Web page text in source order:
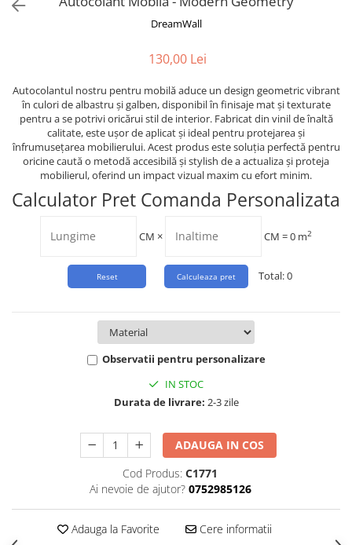
DreamWall
130,00 Lei
Autocolantul nostru pentru mobilă aduce un design geometric vibrant
în culori de albastru și galben, disponibil în finisaje mat și texturate
pentru a se potrivi oricărui stil de interior. Fabricat din vinil de înaltă
calitate, este ușor de aplicat și ideal pentru protejarea și
înfrumusețarea mobilierului. Acest produs este soluția perfectă pentru
oricine caută o metodă accesibilă și stylish de a actualiza și proteja
mobilierul, oferind un impact vizual maxim cu efort minim.
Calculator Pret Comanda Personalizata
CM × CM =0 m2
Total:0
Observatii pentru personalizare
IN STOC
Durata de livrare: 2-3 zile
ADAUGA IN COS
Cod Produs: C1771
Ai nevoie de ajutor? 0752985126
Adauga la Favorite Cere informatii